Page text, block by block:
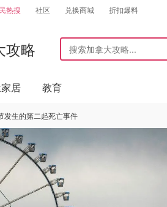
热搜 社区 兑换商城 折扣爆料
攻略
居 教育
发生的第二起死亡事件